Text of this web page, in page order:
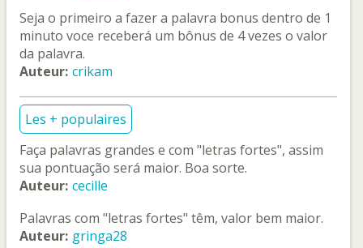
Seja o primeiro a fazer a palavra bonus dentro de 1
minuto voce receberá um bônus de 4 vezes o valor
da palavra.
Auteur: crikam
Les + populaires
Faça palavras grandes e com "letras fortes", assim
sua pontuação será maior. Boa sorte.
Auteur: cecille
Palavras com "letras fortes" têm, valor bem maior.
Auteur: gringa28